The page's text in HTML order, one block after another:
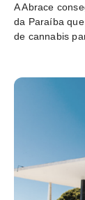
A Abrace
da Paraíba
de cannabis